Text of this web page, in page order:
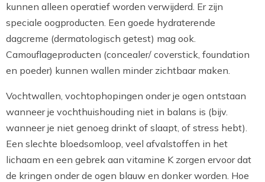
kunnen alleen operatief worden verwijderd. Er zijn
speciale oogproducten. Een goede hydraterende
dagcreme (dermatologisch getest) mag ook.
Camouflageproducten (concealer/ coverstick, foundation
en poeder) kunnen wallen minder zichtbaar maken.
Vochtwallen, vochtophopingen onder je ogen ontstaan
wanneer je vochthuishouding niet in balans is (bijv.
wanneer je niet genoeg drinkt of slaapt, of stress hebt).
Een slechte bloedsomloop, veel afvalstoffen in het
lichaam en een gebrek aan vitamine K zorgen ervoor dat
de kringen onder de ogen blauw en donker worden. Hoe